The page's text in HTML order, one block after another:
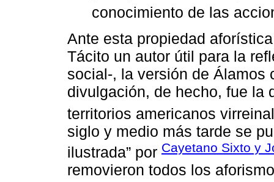
conocimiento de las
Ante esta propiedad
Tácito un autor útil para la
social-, la versión de Álamos
divulgación, de hecho, fue la
territorios americanos
siglo y medio más tarde se
ilustrada” por Cayetano Sixto y
removieron todos los